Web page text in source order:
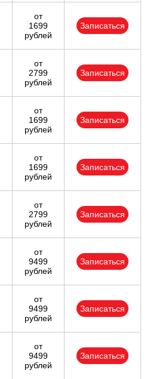
от
1699
рублей
Записаться
от
2799
рублей
Записаться
от
1699
рублей
Записаться
от
1699
рублей
Записаться
от
2799
рублей
Записаться
от
9499
рублей
Записаться
от
9499
рублей
Записаться
от
9499
рублей
Записаться